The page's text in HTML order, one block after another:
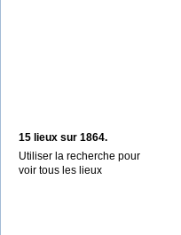
15 lieux sur 1864.
Utiliser la recherche pour
voir tous les lieux